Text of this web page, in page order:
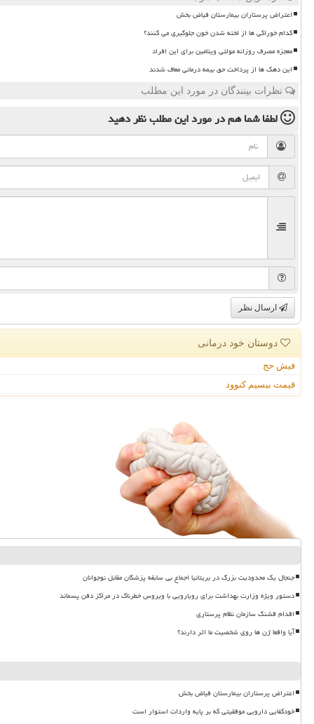
اعتراض پرستاران بیمارستان فیاض بخش
کدام خوراکی ها از لخته شدن خون جلوگیری می کنند؟
معجزه مصرف روزانه مولتی ویتامین برای این افراد
این دهک ها از پرداخت حق بیمه درمانی معاف شدند
نظرات بینندگان در مورد این مطلب
لطفا شما همدر مورد این مطلبنظر دهید
ارسال نظر
دوستان خود درمانی
فیش حج
قیمت بیسیم کنوود
جنجال یک محدودیت بزرگ در بریتانیا اجماع بی سابقه پزشکان مقابل نوجوانان
دستور ویژه وزارت بهداشت برای رویارویی با ویروس خطرناک در مراکز دفن پسماند
اقدام قشنگ سازمان نظام پرستاری
آیا واقعا ژن ها روی شخصیت ما اثر دارند؟
اعتراض پرستاران بیمارستان فیاض بخش
خودکفایی دارویی موفقیتی که بر پایه واردات استوار است